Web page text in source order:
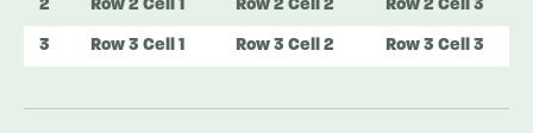
2 Row 2 Cell 1 Row 2 Cell 2 Row 2 Cell 3
3 Row 3 Cell 1 Row 3 Cell 2 Row 3 Cell 3